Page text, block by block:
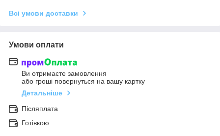
Всі умови доставки
Умови оплати
Ви отримаєте замовлення
або гроші повернуться на вашу картку
Детальніше
Післяплата
Готівкою